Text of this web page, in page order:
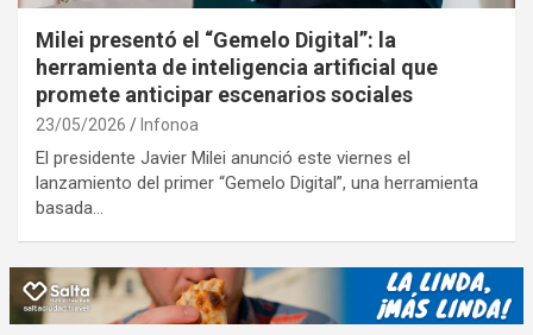
Milei presentó el “Gemelo Digital”: la
herramienta de inteligencia artificial que
promete anticipar escenarios sociales
23/05/2026 Infonoa
El presidente Javier Milei anunció este viernes el
lanzamiento del primer “Gemelo Digital”, una herramienta
basada…